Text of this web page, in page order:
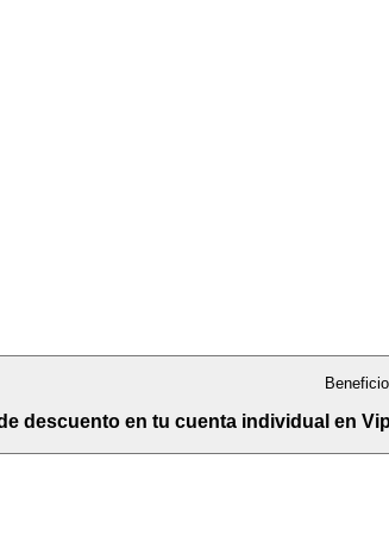
Beneficio
descuento en tu cuenta individual en